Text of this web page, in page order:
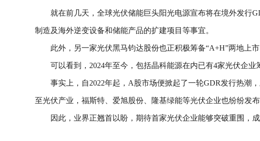
就在前几天，全球光伏储能巨头阳光电源宣布将在境外发行
制造及海外逆变设备和储能产品的扩建项目等事宜。
此外，另一家光伏黑马钧达股份也正积极筹备“A+H”两地上市
可以看到，2024年至今，包括晶科能源在内已有4家光伏企业
事实上，自2022年起，A股市场便掀起了一轮GDR发行热潮
至光伏产业，福斯特、爱旭股份、隆基绿能等光伏企业也纷纷发
因此，业界正翘首以盼，期待首家光伏企业能够突破重围，